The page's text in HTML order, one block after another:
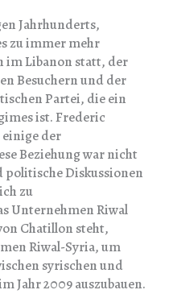
Jahrhunderts,
zu immer mehr
im Libanon statt, der
Besuchern und der
Partei, die ein
ist. Frederic
der
Beziehung war nicht
politische Diskussionen
zu
Unternehmen Riwal
Chatillon steht,
Riwal-Syria, um
syrischen und
Jahr 2009 auszubauen.